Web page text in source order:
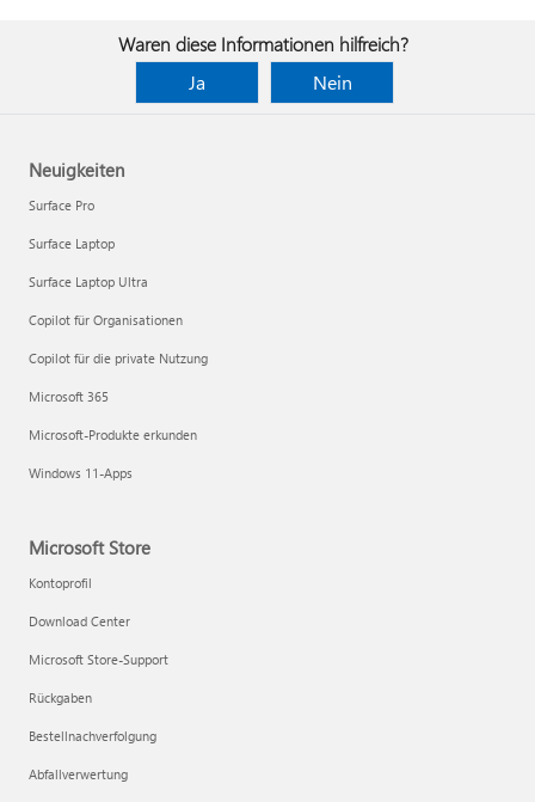
Waren diese Informationen hilfreich?
Ja
Nein
Neuigkeiten
Surface Pro
Surface Laptop
Surface Laptop Ultra
Copilot für Organisationen
Copilot für die private Nutzung
Microsoft 365
Microsoft-Produkte erkunden
Windows 11-Apps
Microsoft Store
Kontoprofil
Download Center
Microsoft Store-Support
Rückgaben
Bestellnachverfolgung
Abfallverwertung